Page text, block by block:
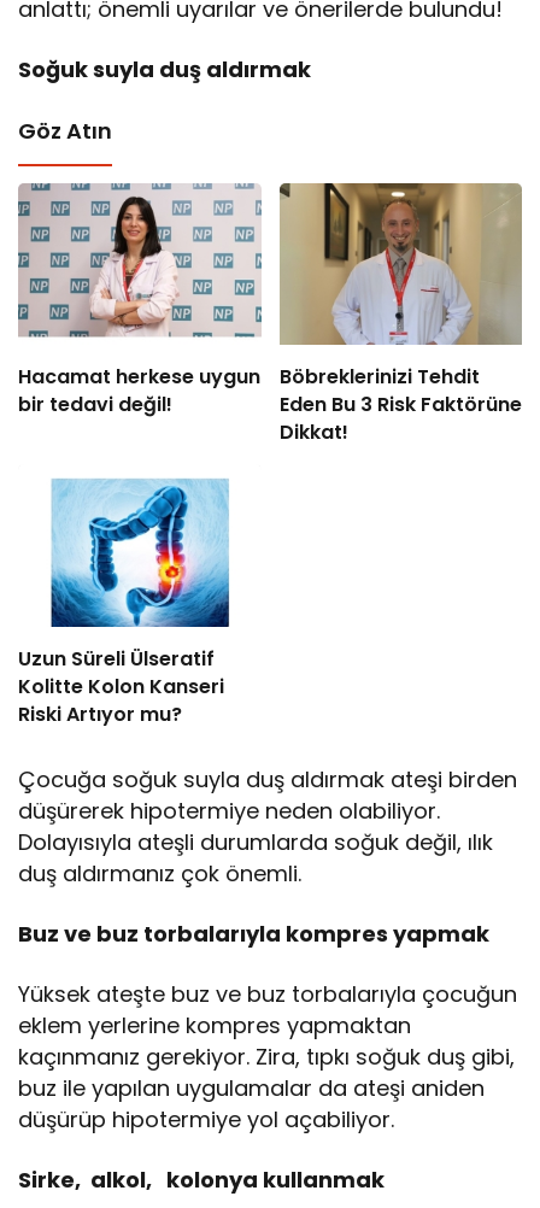
anlattı; önemli uyarılar ve önerilerde bulundu!
Soğuk suyla duş aldırmak
Göz Atın
Hacamat herkese uygun
bir tedavi değil!
Böbreklerinizi Tehdit
Eden Bu 3 Risk Faktörüne
Dikkat!
Uzun Süreli Ülseratif
Kolitte Kolon Kanseri
Riski Artıyor mu?
Çocuğa soğuk suyla duş aldırmak ateşi birden
düşürerek hipotermiye neden olabiliyor.
Dolayısıyla ateşli durumlarda soğuk değil, ılık
duş aldırmanız çok önemli.
Buz ve buz torbalarıyla kompres yapmak
Yüksek ateşte buz ve buz torbalarıyla çocuğun
eklem yerlerine kompres yapmaktan
kaçınmanız gerekiyor. Zira, tıpkı soğuk duş gibi,
buz ile yapılan uygulamalar da ateşi aniden
düşürüp hipotermiye yol açabiliyor.
Sirke, alkol, kolonya kullanmak